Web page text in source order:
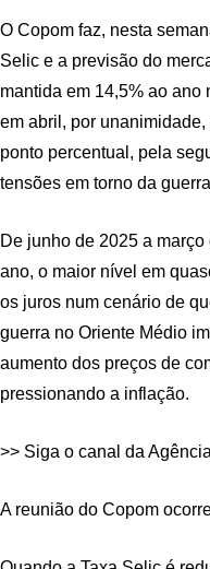
O Copom faz, nesta
Selic e a previsão do
mantida em 14,5% ao ano
em abril, por
ponto percentual, pela
tensões em torno da
De junho de 2025 a
ano, o maior nível em
os juros num cenário de
guerra no Oriente Médio
aumento dos preços de
pressionando a inflação.
>> Siga o canal da
A reunião do Copom